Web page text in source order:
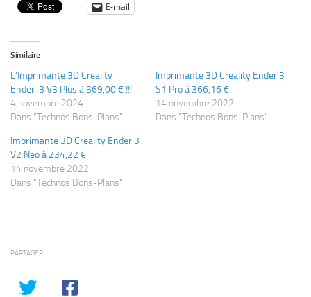
E-mail
Similaire
L’Imprimante 3D Creality
Ender-3 V3 Plus à 369,00 € !!!
4 novembre 2024
Dans "Technos Bons-Plans"
Imprimante 3D Creality Ender 3
S1 Pro à 366,16 €
14 novembre 2022
Dans "Technos Bons-Plans"
Imprimante 3D Creality Ender 3
V2 Neo à 234,22 €
14 novembre 2022
Dans "Technos Bons-Plans"
PARTAGER